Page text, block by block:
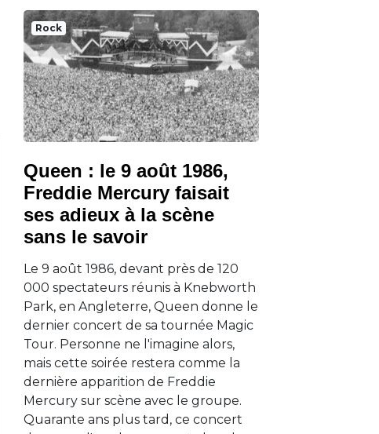
Rock
Queen : le 9 août 1986,
Freddie Mercury faisait
ses adieux à la scène
sans le savoir
Le 9 août 1986, devant près de 120
000 spectateurs réunis à Knebworth
Park, en Angleterre, Queen donne le
dernier concert de sa tournée Magic
Tour. Personne ne l'imagine alors,
mais cette soirée restera comme la
dernière apparition de Freddie
Mercury sur scène avec le groupe.
Quarante ans plus tard, ce concert